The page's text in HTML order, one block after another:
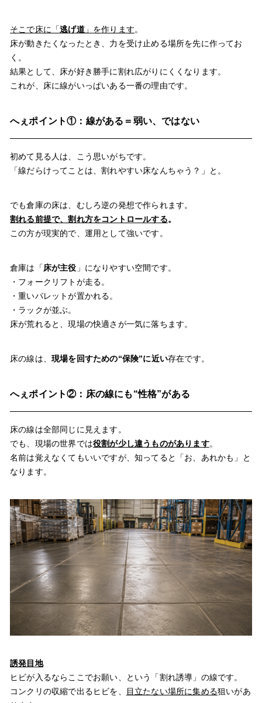
そこで床に「逃げ道」を作ります。
床が動きたくなったとき、力を受け止める場所を先に作ってお
く。
結果として、床が好き勝手に割れ広がりにくくなります。
これが、床に線がいっぱいある一番の理由です。
へぇポイント①：線がある＝弱い、ではない
初めて見る人は、こう思いがちです。
「線だらけってことは、割れやすい床なんちゃう？」と。
でも倉庫の床は、むしろ逆の発想で作られます。
割れる前提で、割れ方をコントロールする。
この方が現実的で、運用として強いです。
倉庫は「床が主役 」になりやすい空間です。
・フォークリフトが走る。
・重いパレットが置かれる。
・ラックが並ぶ。
床が荒れると、現場の快適さが一気に落ちます。
床の線は、 現場を回すための“保険”に近い存在です。
へぇポイント②：床の線にも“性格”がある
床の線は全部同じに見えます。
でも、現場の世界では役割が少し違うものがあります。
名前は覚えなくてもいいですが、知ってると「お、あれかも」と
なります。
誘発目地
ヒビが入るならここでお願い、という「割れ誘導」の線です。
コンクリの収縮で出るヒビを、
目立たない場所に集める狙いがあ